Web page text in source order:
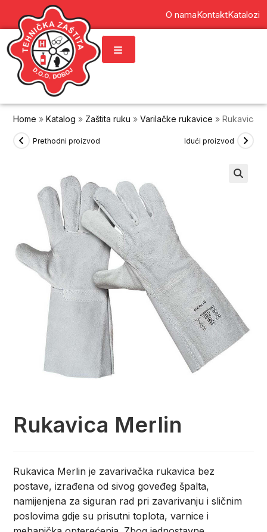
O namaKontaktKatalozi
Home »Katalog » Zaštita ruku »Varilačke rukavice »Rukavica
Prethodni proizvod Idući proizvod
Rukavica Merlin
Rukavica Merlin je zavarivačka rukavica bez
postave, izrađena od sivog goveđeg špalta,
namijenjena za siguran rad pri zavarivanju i sličnim
poslovima gdje su prisutni toplota, varnice i